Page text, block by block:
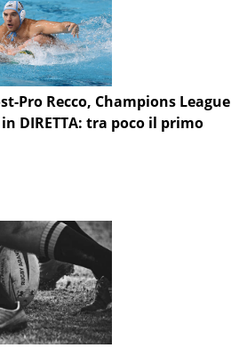
Pro Recco, Champions League
DIRETTA: tra poco il primo